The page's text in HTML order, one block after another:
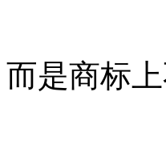
而是商标